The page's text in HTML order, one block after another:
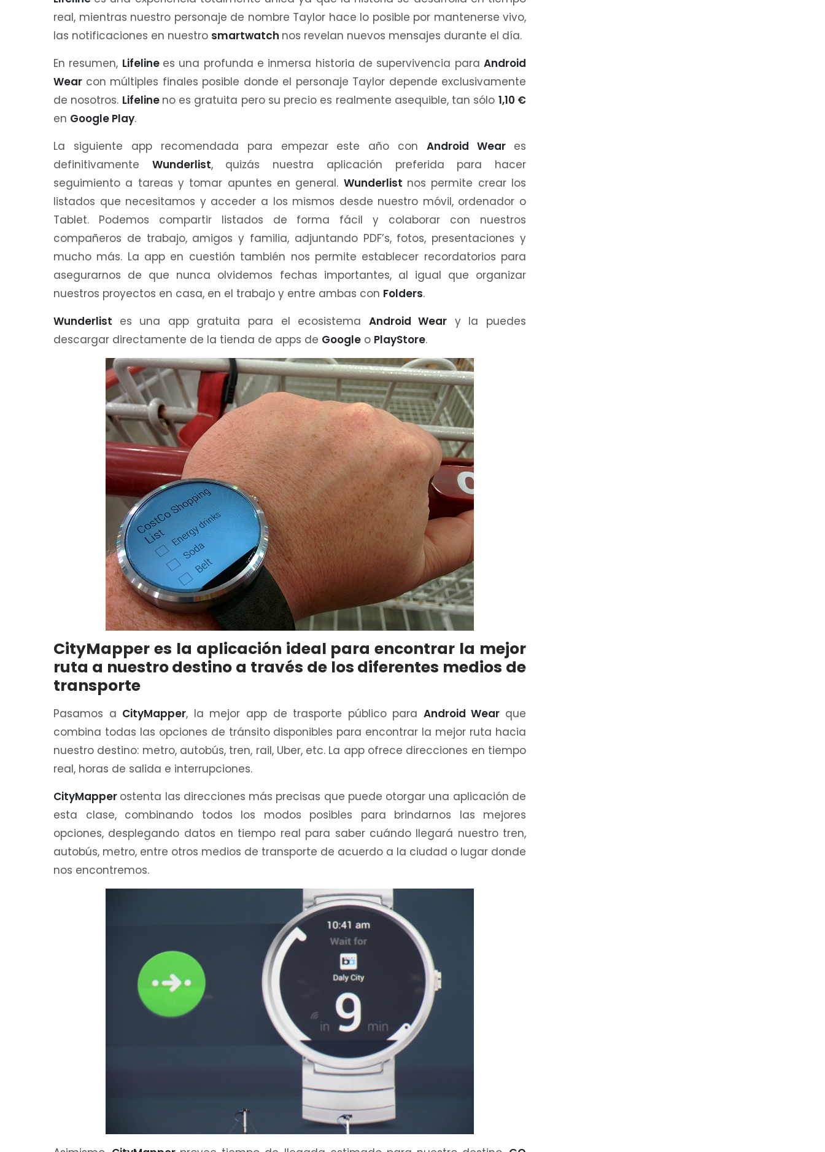
real, mientras nuestro personaje de nombre Taylor hace lo posible por mantenerse vivo,
las notificaciones en nuestro smartwatch nos revelan nuevos mensajes durante el día.
En resumen, Lifeline es una profunda e inmersa historia de supervivencia paraAndroid
Wear con múltiples finales posible donde el personaje Taylor depende exclusivamente
de nosotros. Lifeline no es gratuita pero su precio es realmente asequible, tan sólo 1,10 €
en Google Play.
La siguiente app recomendada para empezar este año conAndroid Wear es
definitivamente Wunderlist, quizás nuestra aplicación preferida para hacer
seguimiento a tareas y tomar apuntes en general. Wunderlist nos permite crear los
listados que necesitamos y acceder a los mismos desde nuestro móvil, ordenador o
Tablet. Podemos compartir listados de forma fácil y colaborar con nuestros
compañeros de trabajo, amigos y familia, adjuntando PDF’s, fotos, presentaciones y
mucho más. La app en cuestión también nos permite establecer recordatorios para
asegurarnos de que nunca olvidemos fechas importantes, al igual que organizar
nuestros proyectos en casa, en el trabajo y entre ambas con Folders.
Wunderlist es una app gratuita para el ecosistema Android Wear y la puedes
descargar directamente de la tienda de apps de Google o PlayStore.
CityMapper es la aplicación ideal para encontrar la mejor
ruta a nuestro destino a través de los diferentes medios de
transporte
Pasamos a CityMapper, la mejor app de trasporte público para Android Wear que
combina todas las opciones de tránsito disponibles para encontrar la mejor ruta hacia
nuestro destino: metro, autobús, tren, rail, Uber, etc. La app ofrece direcciones en tiempo
real, horas de salida e interrupciones.
CityMapper ostenta las direcciones más precisas que puede otorgar una aplicación de
esta clase, combinando todos los modos posibles para brindarnos las mejores
opciones, desplegando datos en tiempo real para saber cuándo llegará nuestro tren,
autobús, metro, entre otros medios de transporte de acuerdo a la ciudad o lugar donde
nos encontremos.